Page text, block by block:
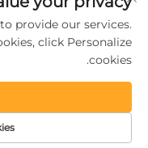
حقوق
المحدودة.سياسة الخصوصية
provide our services.
click Personalize
cookies.